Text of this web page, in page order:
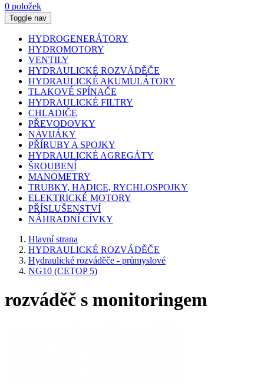
0 položek
Toggle nav
HYDROGENERÁTORY
HYDROMOTORY
VENTILY
HYDRAULICKÉ ROZVÁDĚČE
HYDRAULICKÉ AKUMULÁTORY
TLAKOVÉ SPÍNAČE
HYDRAULICKÉ FILTRY
CHLADIČE
PŘEVODOVKY
NAVIJÁKY
PŘÍRUBY A SPOJKY
HYDRAULICKÉ AGREGÁTY
ŠROUBENÍ
MANOMETRY
TRUBKY, HADICE, RYCHLOSPOJKY
ELEKTRICKÉ MOTORY
PŘÍSLUŠENSTVÍ
NÁHRADNÍ CÍVKY
Hlavní strana
HYDRAULICKÉ ROZVÁDĚČE
Hydraulické rozváděče - průmyslové
NG10 (CETOP 5)
rozváděč s monitoringem